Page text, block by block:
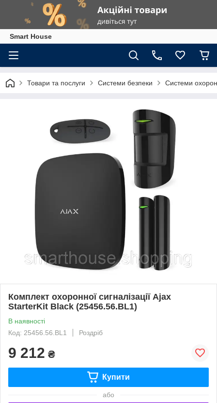
Smart House
Товари та послуги Системи безпеки Системи
Комплект охоронної сигналізації Ajax
StarterKit Black (25456.56.BL1)
В наявності
Код: 25456.56.BL1
Роздріб
9 212 ₴
Купити
або